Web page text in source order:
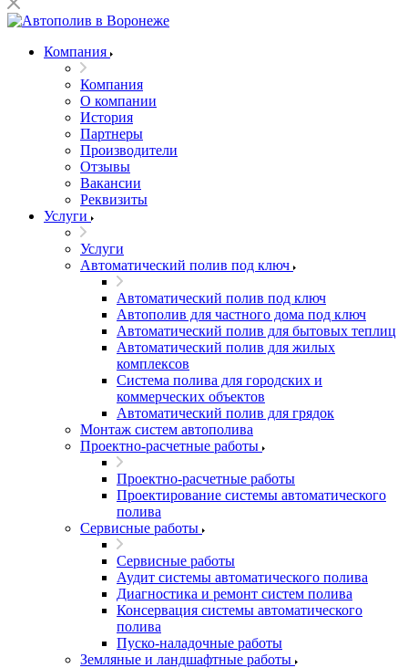
Компания
Компания
О компании
История
Партнеры
Производители
Отзывы
Вакансии
Реквизиты
Услуги
Услуги
Автоматический полив под ключ
Автоматический полив под ключ
Автополив для частного дома под ключ
Автоматический полив для бытовых теплиц
Автоматический полив для жилых
комплексов
Система полива для городских и
коммерческих объектов
Автоматический полив для грядок
Монтаж систем автополива
Проектно-расчетные работы
Проектно-расчетные работы
Проектирование системы автоматического
полива
Сервисные работы
Сервисные работы
Аудит системы автоматического полива
Диагностика и ремонт систем полива
Консервация системы автоматического
полива
Пуско-наладочные работы
Земляные и ландшафтные работы